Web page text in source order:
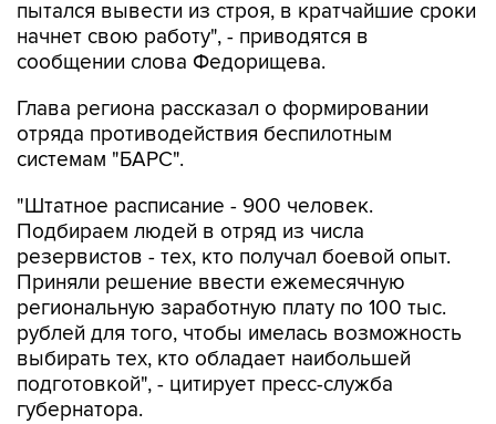
пытался вывести из строя, в кратчайшие сроки
начнет свою работу", - приводятся в
сообщении слова Федорищева.
Глава региона рассказал о формировании
отряда противодействия беспилотным
системам "БАРС".
"Штатное расписание - 900 человек.
Подбираем людей в отряд из числа
резервистов - тех, кто получал боевой опыт.
Приняли решение ввести ежемесячную
региональную заработную плату по 100 тыс.
рублей для того, чтобы имелась возможность
выбирать тех, кто обладает наибольшей
подготовкой", - цитирует пресс-служба
губернатора.